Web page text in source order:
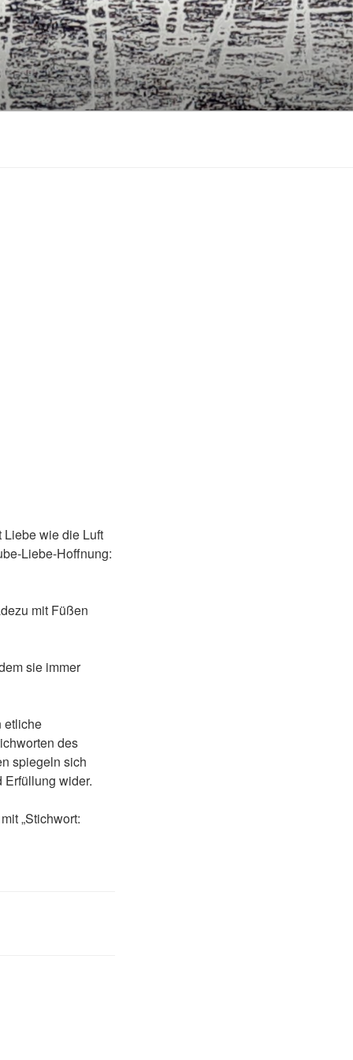
Liebe wie die Luft
Liebe-Hoffnung:
mit Füßen
sie immer
etliche
des
spiegeln sich
wider.
„Stichwort: